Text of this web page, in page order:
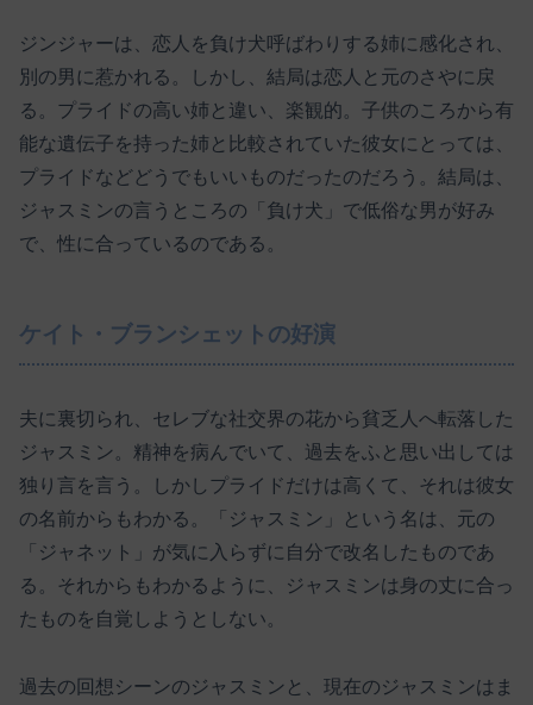
ジンジャーは、恋人を負け犬呼ばわりする姉に感化され、
別の男に惹かれる。しかし、結局は恋人と元のさやに戻
る。プライドの高い姉と違い、楽観的。子供のころから有
能な遺伝子を持った姉と比較されていた彼女にとっては、
プライドなどどうでもいいものだったのだろう。結局は、
ジャスミンの言うところの「負け犬」で低俗な男が好み
で、性に合っているのである。
ケイト・ブランシェットの好演
夫に裏切られ、セレブな社交界の花から貧乏人へ転落した
ジャスミン。精神を病んでいて、過去をふと思い出しては
独り言を言う。しかしプライドだけは高くて、それは彼女
の名前からもわかる。「ジャスミン」という名は、元の
「ジャネット」が気に入らずに自分で改名したものであ
る。それからもわかるように、ジャスミンは身の丈に合っ
たものを自覚しようとしない。
過去の回想シーンのジャスミンと、現在のジャスミンはま